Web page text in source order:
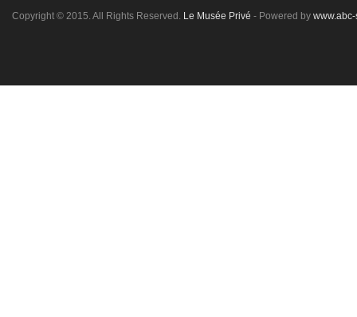
Copyright © 2015. All Rights Reserved. Le Musée Privé - Powered by